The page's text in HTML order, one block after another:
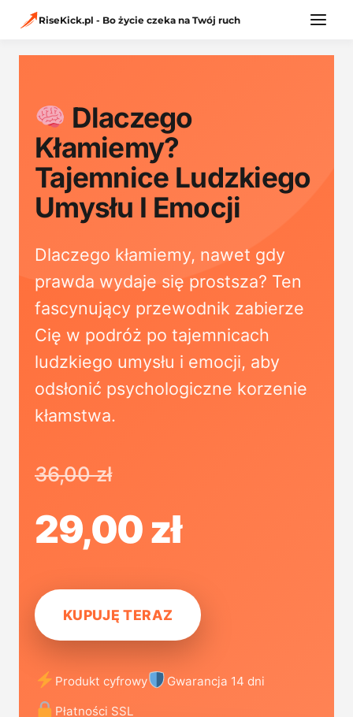
Przejdź
treści
RiseKick.pl - Bo życie czeka na Twój ruch
Dlaczego
Kłamiemy?
Tajemnice Ludzkiego
Umysłu I Emocji
Dlaczego kłamiemy, nawet gdy
prawda wydaje się prostsza? Ten
fascynujący przewodnik zabierze
Cię w podróż po tajemnicach
ludzkiego umysłu i emocji, aby
odsłonić psychologiczne korzenie
kłamstwa.
36,00 zł
29,00 zł
KUPUJĘ TERAZ
Produkt cyfrowy
Gwarancja 14 dni
Płatności SSL